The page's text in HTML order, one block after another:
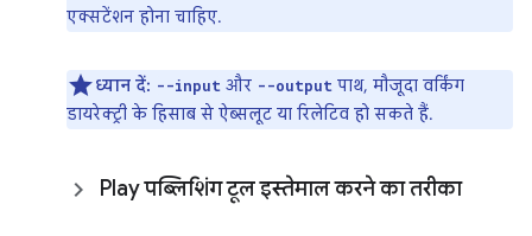
एक्सटेंशन होना चाहिए.
ध्यान दें: --input और --output पाथ, मौजूदा वर्किंग
डायरेक्ट्री के हिसाब से ऐब्सलूट या रिलेटिव हो सकते हैं.
Play पब्लिशिंग टूल इस्तेमाल करने का तरीका